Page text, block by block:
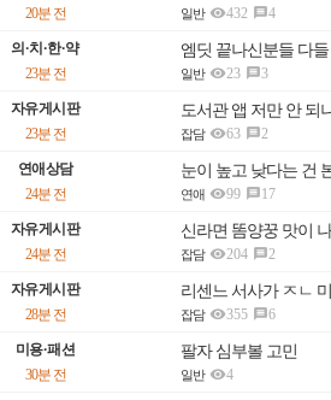
20분 전 일반 432 4
의·치·한·약 엠딧 끝나신분들 다
23분 전 일반 23 3
자유게시판 도서관 앱 저만 안 되
23분 전 잡담 63 2
연애상담 눈이 높고 낮다는 건
24분 전 연애 99 17
자유게시판 신라면 똠양꿍 맛이
24분 전 잡담 204 2
자유게시판 리센느 서사가 ㅈㄴ
28분 전 잡담 355 6
미용·패션 팔자 심부볼 고민
30분 전 일반 4